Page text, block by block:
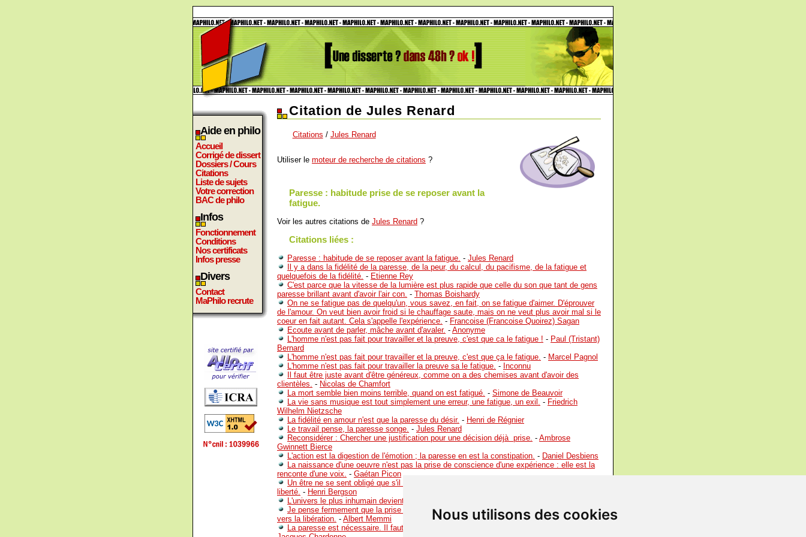
Nous utilisons des cookies
Aide en philo
Accueil
Corrigé de dissert
Dossiers / Cours
Citations
Liste de sujets
Votre correction
BAC de philo
Infos
Fonctionnement
Conditions
Nos certificats
Infos presse
Divers
Contact
MaPhilo recrute
Citation de Jules Renard
Citations / Jules Renard
Utiliser le moteur de recherche de citations ?
Paresse : habitude prise de se reposer avant la
fatigue.
Voir les autres citations de Jules Renard ?
Citations liées :
Paresse : habitude de se reposer avant la fatigue. - Jules Renard
Il y a dans la fidélité de la paresse, de la peur, du calcul, du pacifisme, de la fatigue et
quelquefois de la fidélité. - Etienne Rey
C'est parce que la vitesse de la lumière est plus rapide que celle du son que tant de gens
paresse brillant avant d'avoir l'air con. - Thomas Boishardy
On ne se fatigue pas de quelqu'un, vous savez, en fait, on se fatigue d'aimer. D'éprouver
de l'amour. On veut bien avoir froid si le chauffage saute, mais on ne veut plus avoir mal si le
coeur en fait autant. Cela s'appelle l'expérience. - Francoise (Francoise Quoirez) Sagan
Ecoute avant de parler, mâche avant d'avaler. - Anonyme
L'homme n'est pas fait pour travailler et la preuve, c'est que ca le fatigue ! - Paul (Tristant)
Bernard
L'homme n'est pas fait pour travailler et la preuve, c'est que ça le fatigue. - Marcel Pagnol
L'homme n'est pas fait pour travailler la preuve sa le fatigue. - Inconnu
Il faut être juste avant d'être généreux, comme on a des chemises avant d'avoir des
clientèles. - Nicolas de Chamfort
La mort semble bien moins terrible, quand on est fatigué. - Simone de Beauvoir
La vie sans musique est tout simplement une erreur, une fatigue, un exil. - Friedrich
Wilhelm Nietzsche
La fidélité en amour n'est que la paresse du désir. - Henri de Régnier
Le travail pense, la paresse songe. - Jules Renard
Reconsidérer : Chercher une justification pour une décision déjà prise. - Ambrose
Gwinnett Bierce
L'action est la digestion de l'émotion ; la paresse en est la constipation. - Daniel Desbiens
La naissance d'une oeuvre n'est pas la prise de conscience d'une expérience : elle est la
renconte d'une voix. - Gaétan Picon
Un être ne se sent obligé que s'il est libre, et chaque obligation, prise à art, implique la
liberté. - Henri Bergson
L'univers le plus inhumain devient humain par la force de l'habitude.
Je pense fermement que la prise de conscience d'une situation réelle est le premier pas
vers la libération. - Albert Memmi
La paresse est nécessaire. Il faut la mêler à sa vie pour prendre conscience de la vie.